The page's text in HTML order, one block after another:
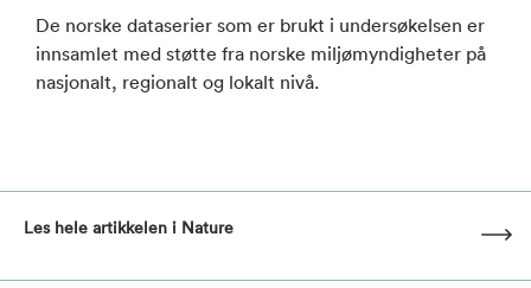
De norske dataserier som er brukt i undersøkelsen er
innsamlet med støtte fra norske miljømyndigheter på
nasjonalt, regionalt og lokalt nivå.
Les hele artikkelen i Nature